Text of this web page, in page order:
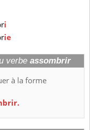
i
ie
verbe assombrir
à la forme